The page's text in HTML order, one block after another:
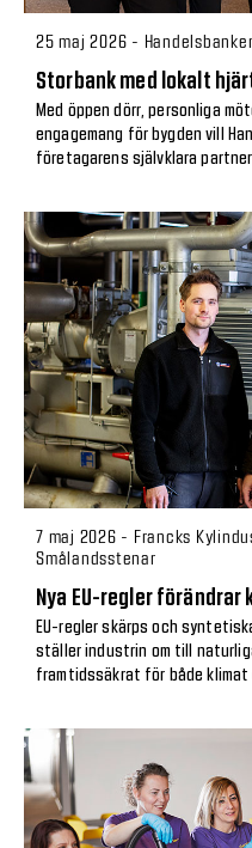
25 maj 2026 -
Storbank med lokalt
Med öppen dörr, personliga
engagemang för bygden vill
företagarens självklara
7 maj 2026 - Francks
Smålandsstenar
Nya EU-regler förändrar
EU-regler skärps och
ställer industrin om till
framtidssäkrat för både klimat